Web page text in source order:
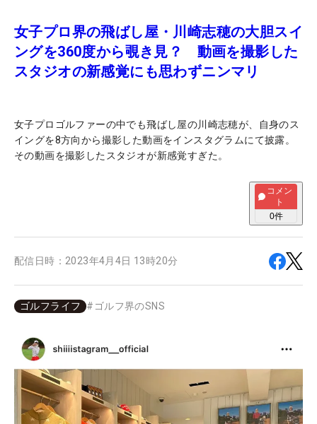
女子プロ界の飛ばし屋・川崎志穂の大胆スイ
ングを360度から覗き見？ 動画を撮影した
スタジオの新感覚にも思わずニンマリ
女子プロゴルファーの中でも飛ばし屋の川崎志穂が、自身のス
イングを8方向から撮影した動画をインスタグラムにて披露。
その動画を撮影したスタジオが新感覚すぎた。
コメン
ト
0件
配信日時： 2023年4月4日 13時20分
ゴルフライフ # ゴルフ界のSNS